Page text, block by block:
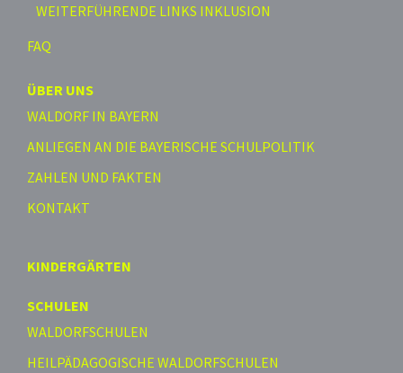
WEITERFÜHRENDE LINKS INKLUSION
FAQ
ÜBER UNS
WALDORF IN BAYERN
ANLIEGEN AN DIE BAYERISCHE SCHULPOLITIK
ZAHLEN UND FAKTEN
KONTAKT
KINDERGÄRTEN
SCHULEN
WALDORFSCHULEN
HEILPÄDAGOGISCHE WALDORFSCHULEN